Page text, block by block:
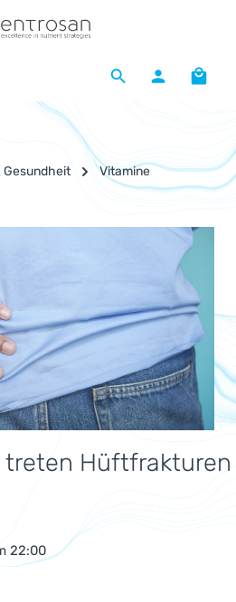
Gesundheit Vitamine
treten Hüftfrakturen
22:00